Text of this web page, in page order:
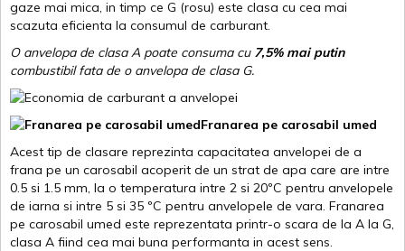
gaze mai mica, in timp ce G (rosu) este clasa cu cea mai
scazuta eficienta la consumul de carburant.
O anvelopa de clasa A poate consuma cu 7,5% mai putin
combustibil fata de o anvelopa de clasa G.
Franarea pe carosabil umed
Acest tip de clasare reprezinta capacitatea anvelopei de a
frana pe un carosabil acoperit de un strat de apa care are intre
0.5 si 1.5 mm, la o temperatura intre 2 si 20ºC pentru anvelopele
de iarna si intre 5 si 35 ºC pentru anvelopele de vara. Franarea
pe carosabil umed este reprezentata printr-o scara de la A la G,
clasa A fiind cea mai buna performanta in acest sens.